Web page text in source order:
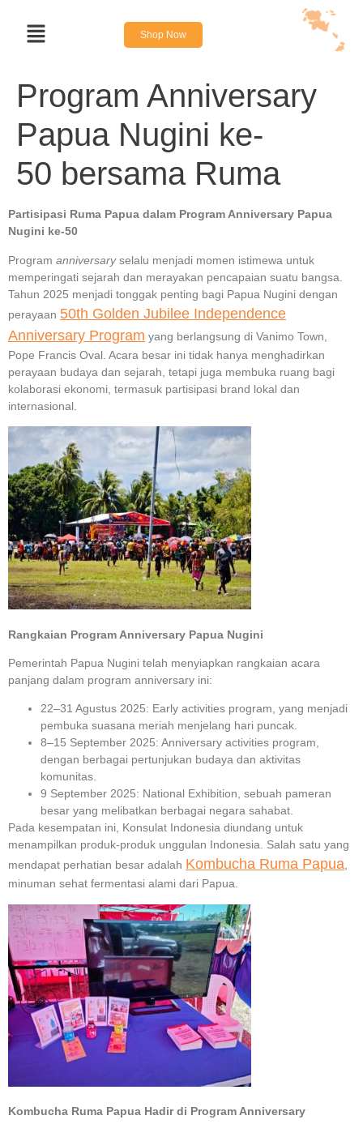
Shop Now
Program Anniversary
Papua Nugini ke-
50 bersama Ruma
Partisipasi Ruma Papua dalam Program Anniversary Papua
Nugini ke-50
Program anniversaryselalu menjadi momen istimewa untuk
memperingati sejarah dan merayakan pencapaian suatu bangsa.
Tahun 2025 menjadi tonggak penting bagi Papua Nugini dengan
perayaan 50th Golden Jubilee Independence
Anniversary Program yang berlangsung di Vanimo Town,
Pope Francis Oval. Acara besar ini tidak hanya menghadirkan
perayaan budaya dan sejarah, tetapi juga membuka ruang bagi
kolaborasi ekonomi, termasuk partisipasi brand lokal dan
internasional.
Rangkaian Program Anniversary Papua Nugini
Pemerintah Papua Nugini telah menyiapkan rangkaian acara
panjang dalam program anniversary ini:
22–31 Agustus 2025: Early activities program, yang menjadi
pembuka suasana meriah menjelang hari puncak.
8–15 September 2025: Anniversary activities program,
dengan berbagai pertunjukan budaya dan aktivitas
komunitas.
9 September 2025: National Exhibition, sebuah pameran
besar yang melibatkan berbagai negara sahabat.
Pada kesempatan ini, Konsulat Indonesia diundang untuk
menampilkan produk-produk unggulan Indonesia. Salah satu yang
mendapat perhatian besar adalah Kombucha Ruma Papua,
minuman sehat fermentasi alami dari Papua.
Kombucha Ruma Papua Hadir di Program Anniversary